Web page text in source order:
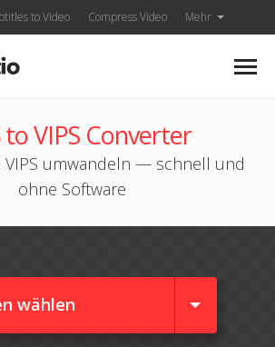
to Video Compress Video Mehr
to VIPS Converter
VIPS umwandeln — schnell und
ohne Software
wählen